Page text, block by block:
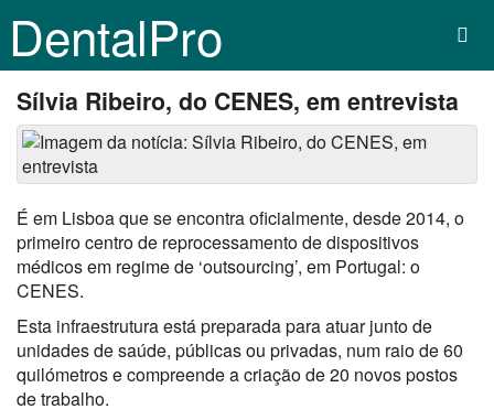
DentalPro
Sílvia Ribeiro, do CENES, em entrevista
É em Lisboa que se encontra oficialmente, desde 2014, o
primeiro centro de reprocessamento de dispositivos
médicos em regime de ‘outsourcing’, em Portugal: o
CENES.
Esta infraestrutura está preparada para atuar junto de
unidades de saúde, públicas ou privadas, num raio de 60
quilómetros e compreende a criação de 20 novos postos
de trabalho.